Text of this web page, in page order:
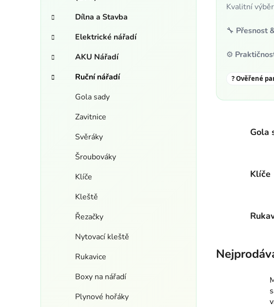
Dílna a Stavba
Elektrické nářadí
AKU Nářadí
Ruční nářadí
Gola sady
Zavitnice
Svěráky
Šroubováky
Klíče
Kleště
Řezačky
Nytovací kleště
Rukavice
Boxy na nářadí
Plynové hořáky
Kvalitní
🔧 Přesnost
⚙️
? Ověřené
Gola
Klíče